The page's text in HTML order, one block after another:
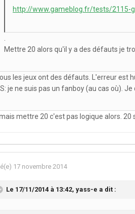
http://www.gameblog.fr/tests/2115-
Mettre 20 alors qu'il y a des défauts je
les jeux ont des défauts. L'erreur est
je ne suis pas un fanboy (au cas où).
mettre 20 c'est pas logique alors. 20
17 novembre 2014
Le 17/11/2014 à 13:42, yass-e a dit :